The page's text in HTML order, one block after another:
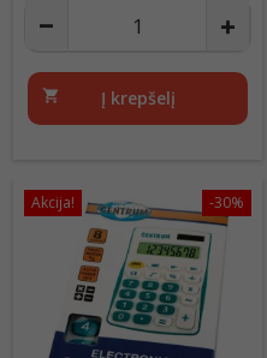
shopping_cart Į krepšelį
-30%
Akcija!